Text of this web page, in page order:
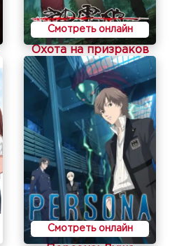
Смотреть онлайн
Охота на призраков
Смотреть онлайн